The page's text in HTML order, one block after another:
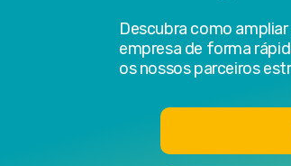
Descubra como
empresa de forma
os nossos parceiros